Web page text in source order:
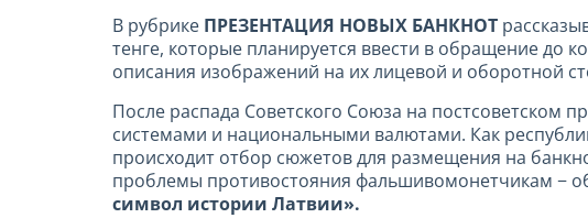
В рубрике ПРЕЗЕНТАЦИЯ НОВЫХ БАНКНОТ
тенге, которые планируется ввести в обращение до
описания изображений на их лицевой и оборотной
После распада Советского Союза на постсоветском
системами и национальными валютами. Как
происходит отбор сюжетов для размещения на
проблемы противостояния фальшивомонетчикам −
символ истории Латвии».